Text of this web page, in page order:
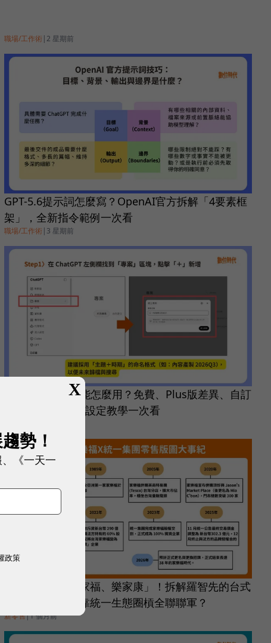
職場/工作術 |2 星期前
GPT-5.6提示詞怎麼寫？OpenAI官方拆解「4要素框
架」，全新指令範例一次看
職場/工作術 | 3 星期前
ChatGPT專案功能怎麼用？免費、Plus版差異、自訂
指令範例、5步驟設定教學一次看
家樂福改名「萬家福、樂家康」！拆解羅智先的台式
零售野心，如何靠統一生態圈槓全聯聯軍？
新零售|1 個月前
X
勢！
《一天一
政策